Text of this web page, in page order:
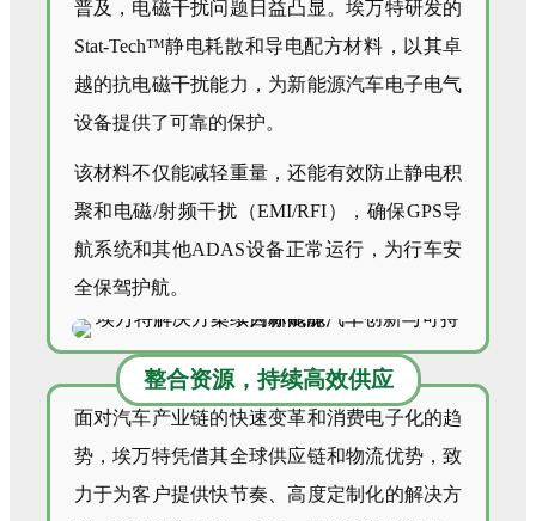
普及，电磁干扰问题日益凸显。埃万特研发的
Stat-Tech™静电耗散和导电配方材料，以其卓
越的抗电磁干扰能力，为新能源汽车电子电气
设备提供了可靠的保护。
该材料不仅能减轻重量，还能有效防止静电积
聚和电磁/射频干扰（EMI/RFI），确保GPS导
航系统和其他ADAS设备正常运行，为行车安
全保驾护航。
整合资源，持续高效供应
面对汽车产业链的快速变革和消费电子化的趋
势，埃万特凭借其全球供应链和物流优势，致
力于为客户提供快节奏、高度定制化的解决方